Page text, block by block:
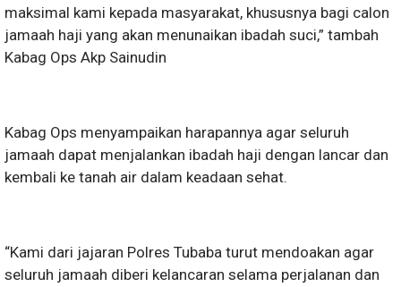
maksimal kami kepada masyarakat, khususnya bagi calon
jamaah haji yang akan menunaikan ibadah suci,” tambah
Kabag Ops Akp Sainudin
Kabag Ops menyampaikan harapannya agar seluruh
jamaah dapat menjalankan ibadah haji dengan lancar dan
kembali ke tanah air dalam keadaan sehat.
“Kami dari jajaran Polres Tubaba turut mendoakan agar
seluruh jamaah diberi kelancaran selama perjalanan dan